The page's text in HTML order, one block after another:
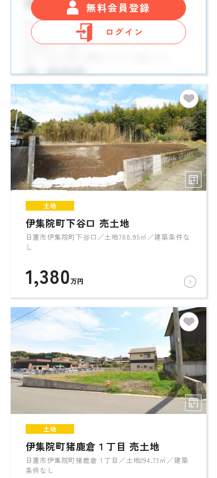
無料会員登録
ログイン
土地
伊集院町下谷口 売土地
日置市伊集院町下谷口／土地788.95㎡／建築条件な
し
1,380万円
土地
伊集院町猪鹿倉１丁目 売土地
日置市伊集院町猪鹿倉１丁目／土地294.73㎡／建築
条件なし